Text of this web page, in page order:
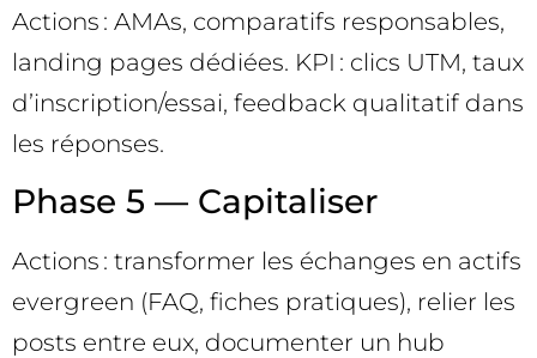
Actions : AMAs, comparatifs responsables,
landing pages dédiées. KPI : clics UTM, taux
d’inscription/essai, feedback qualitatif dans
les réponses.
Phase 5 — Capitaliser
Actions : transformer les échanges en actifs
evergreen (FAQ, fiches pratiques), relier les
posts entre eux, documenter un hub